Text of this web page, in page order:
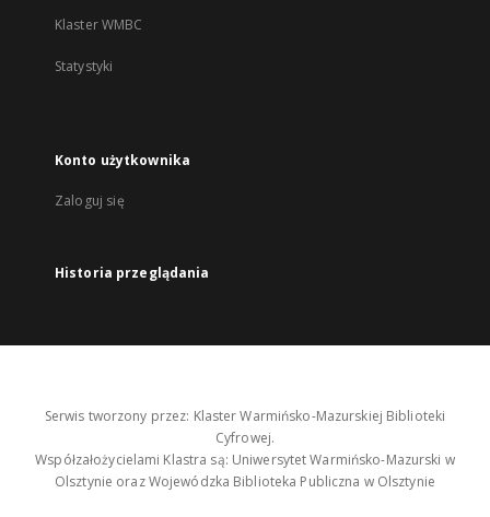
Klaster WMBC
Statystyki
Konto użytkownika
Zaloguj się
Historia przeglądania
Serwis tworzony przez: Klaster Warmińsko-Mazurskiej Biblioteki
Cyfrowej.
Współzałożycielami Klastra są: Uniwersytet Warmińsko-Mazurski w
Olsztynie oraz Wojewódzka Biblioteka Publiczna w Olsztynie